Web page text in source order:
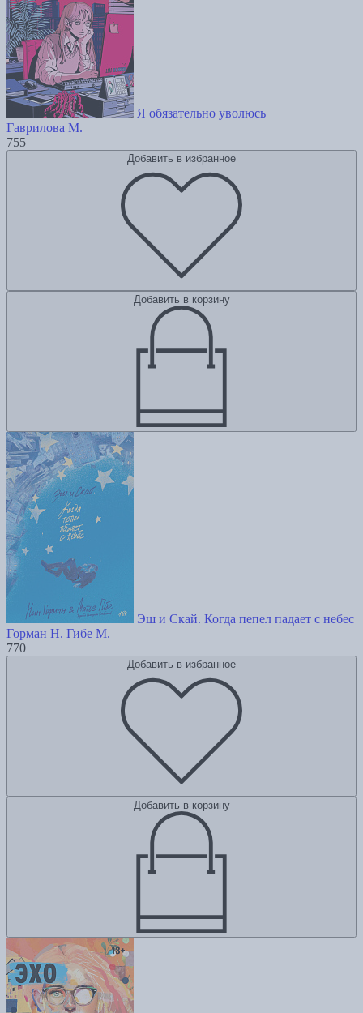
Я обязательно уволюсь
Гаврилова М.
755
Добавить в избранное
Добавить в корзину
Эш и Скай. Когда пепел падает с небес
Горман Н. Гибе М.
770
Добавить в избранное
Добавить в корзину